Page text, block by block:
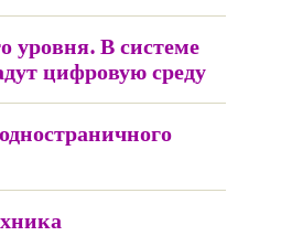
уровня. В системе
цифровую среду